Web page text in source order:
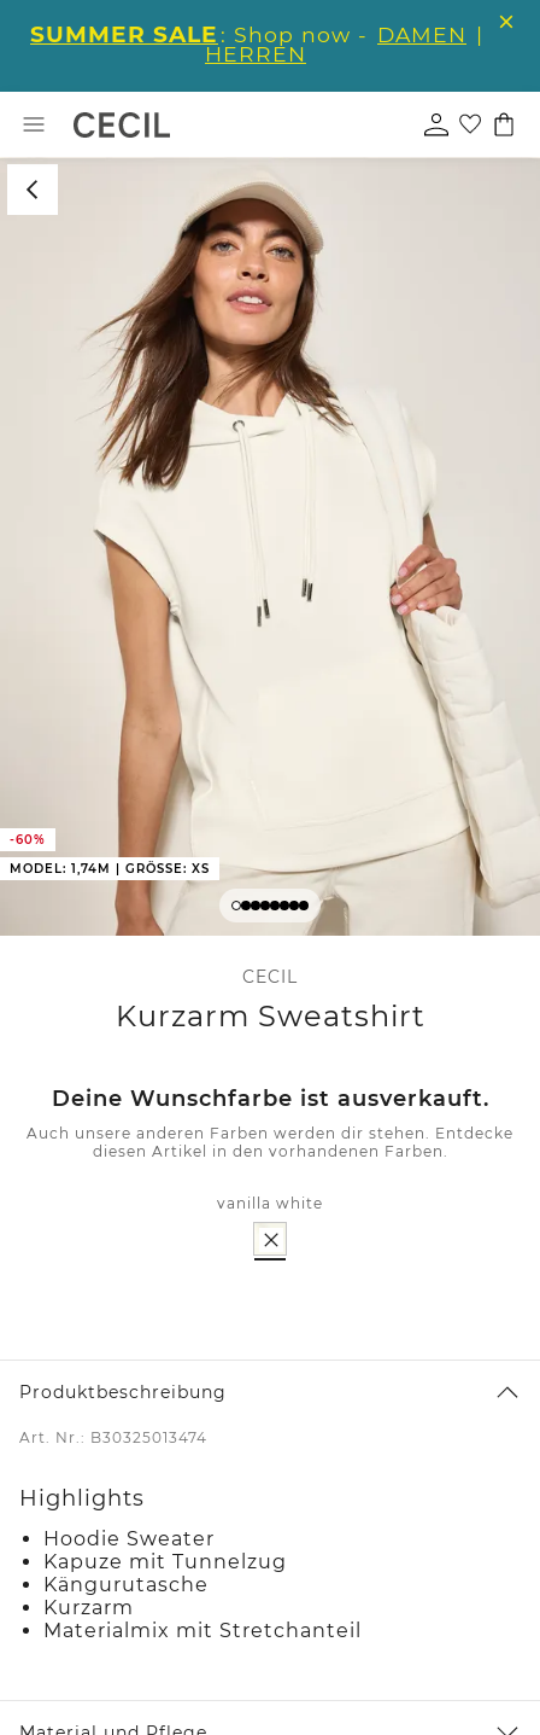
SUMMER SALE : Shop now - DAMEN |
HERREN
-60%
MODEL: 1,74M | GRÖSSE: XS
CECIL
Kurzarm Sweatshirt
Deine Wunschfarbe ist ausverkauft.
Auch unsere anderen Farben werden dir stehen. Entdecke
diesen Artikel in den vorhandenen Farben.
vanilla white
Produktbeschreibung
Art. Nr.: B30325013474
Highlights
Hoodie Sweater
Kapuze mit Tunnelzug
Kängurutasche
Kurzarm
Materialmix mit Stretchanteil